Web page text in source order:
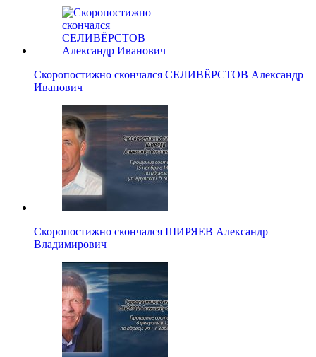
Скоропостижно скончался СЕЛИВЁРСТОВ Александр
Иванович
Скоропостижно скончался ШИРЯЕВ Александр
Владимирович